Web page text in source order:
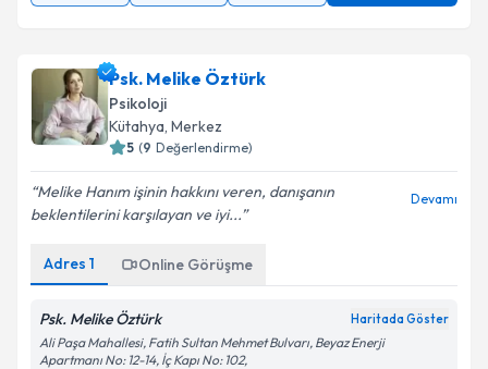
Psk. Melike Öztürk
Psikoloji
Kütahya, Merkez
5 (9 Değerlendirme)
Melike Hanım işinin hakkını veren, danışanın
beklentilerini karşılayan ve iyi...
Devamı
Adres 1 Online Görüşme
Psk. Melike Öztürk Haritada Göster
Ali Paşa Mahallesi, Fatih Sultan Mehmet Bulvarı, Beyaz Enerji
Apartmanı No: 12-14, İç Kapı No: 102,